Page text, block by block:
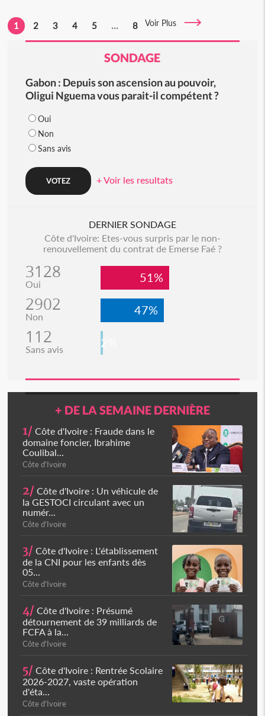
1 2 3 4 5 ... 8 Voir Plus
SONDAGE
Gabon : Depuis son ascension au pouvoir,
Oligui Nguema vous parait-il compétent ?
Oui
Non
Sans avis
+ Voir les resultats
DERNIER SONDAGE
Côte d'Ivoire: Etes-vous surpris par le non-
renouvellement du contrat de Emerse Faé ?
3128
Oui 51%
2902
Non 47%
112
Sans avis 2%
+ DE LA SEMAINE DERNIÈRE
1/ Côte d'Ivoire : Fraude dans le
domaine foncier, Ibrahime
Coulibal...
Côte d'Ivoire
2/ Côte d'Ivoire : Un véhicule de
la GESTOCI circulant avec un
numér...
Côte d'Ivoire
3/ Côte d'Ivoire : L'établissement
de la CNI pour les enfants dès
05...
Côte d'Ivoire
4/ Côte d'Ivoire : Présumé
détournement de 39 milliards de
FCFA à la...
Côte d'Ivoire
5/ Côte d'Ivoire : Rentrée Scolaire
2026-2027, vaste opération
d'éta...
Côte d'Ivoire